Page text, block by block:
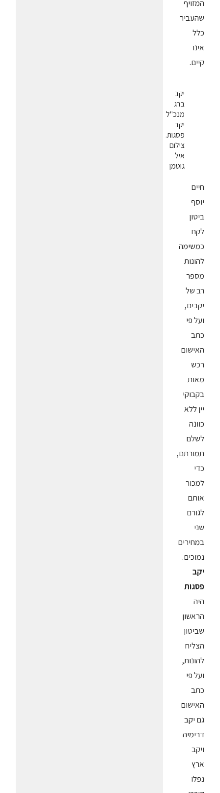
המזויף
שהעביר
כלל
אינו
קיים.
יקב
ברג
מנכ"ל
יקב
פסגות.
צילום
איל
גוטמן
חיים
יוסף
ביטון
לקח
כמשימה
להונות
מספר
רב של
יקבים,
ועל פי
כתב
האישום
רכש
מאות
בקבוקי
יין ללא
כוונה
לשלם
תמורתם,
כדי
למכור
אותם
לגורם
שני
במחירים
נמוכים.
יקב
פסגות
היה
הראשון
שביטון
הצליח
להונות,
ועל פי
כתב
האישום
גם יקב
דרימיה
ויקב
ארץ
נפלו